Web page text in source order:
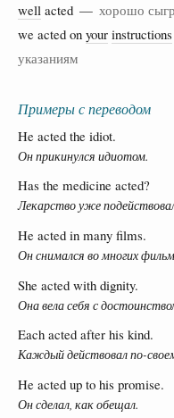
well acted — хорошо
we acted on your instructions
указаниям
Примеры с переводом
He acted the idiot.
Он прикинулся идиотом.
Has the medicine acted?
Лекарство уже
He acted in many films.
Он снимался во многих
She acted with dignity.
Она вела себя с
Each acted after his kind.
Каждый действовал по-
He acted up to his promise.
Он сделал, как обещал.